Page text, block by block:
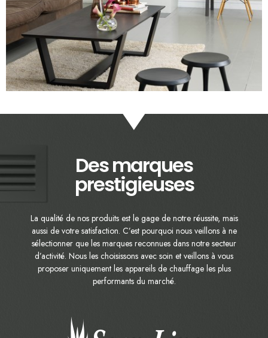
Des marques
prestigieuses
La qualité de nos produits est le gage de notre réussite, mais
aussi de votre satisfaction. C’est pourquoi nous veillons à ne
sélectionner que les marques reconnues dans notre secteur
d’activité. Nous les choisissons avec soin et veillons à vous
proposer uniquement les appareils de chauffage les plus
performants du marché.